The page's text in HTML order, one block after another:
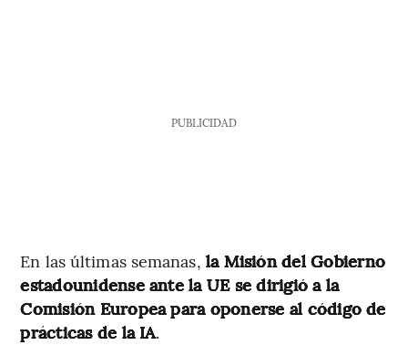
PUBLICIDAD
En las últimas semanas, la Misión del Gobierno
estadounidense ante la UE se dirigió a la
Comisión Europea para oponerse al código de
prácticas de la IA.